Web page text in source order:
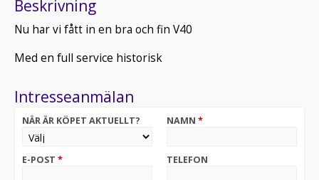
Beskrivning
Nu har vi fått in en bra och fin V40
Med en full service historisk
Intresseanmälan
NÄR ÄR KÖPET AKTUELLT? NAMN *
E-POST * TELEFON